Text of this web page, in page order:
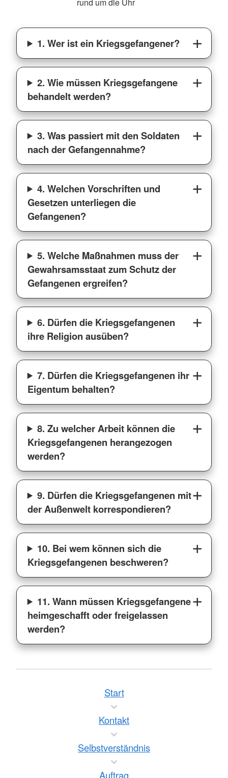
1. Wer ist ein Kriegsgefangener?
2. Wie müssen Kriegsgefangene
behandelt werden?
3. Was passiert mit den Soldaten
nach der Gefangennahme?
4. Welchen Vorschriften und
Gesetzen unterliegen die
Gefangenen?
5. Welche Maßnahmen muss der
Gewahrsamsstaat zum Schutz der
Gefangenen ergreifen?
6. Dürfen die Kriegsgefangenen
ihre Religion ausüben?
7. Dürfen die Kriegsgefangenen ihr
Eigentum behalten?
8. Zu welcher Arbeit können die
Kriegsgefangenen herangezogen
werden?
9. Dürfen die Kriegsgefangenen mit
der Außenwelt korrespondieren?
10. Bei wem können sich die
Kriegsgefangenen beschweren?
11. Wann müssen Kriegsgefangene
heimgeschafft oder freigelassen
werden?
Start
Kontakt
Selbstverständnis
Auftrag